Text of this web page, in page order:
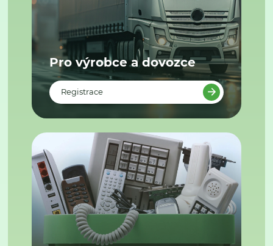
Pro výrobce a dovozce
Registrace